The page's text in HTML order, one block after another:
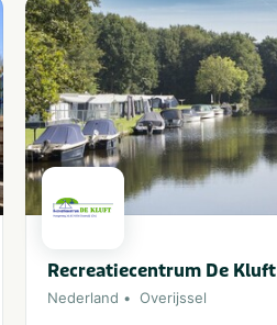
Recreatiecentrum De Kluft
Nederland Overijssel